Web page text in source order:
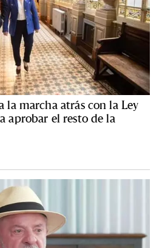
la marcha atrás con la Ley
aprobar el resto de la